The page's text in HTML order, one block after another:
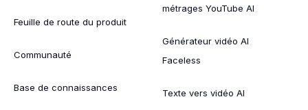
Feuille de route du produit
Communauté
Base de connaissances
métrages YouTube AI
Générateur vidéo AI
Faceless
Texte vers vidéo AI